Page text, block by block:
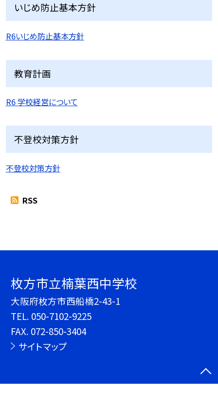
いじめ防止基本方針
R6いじめ防止基本方針
教育計画
R6 学校経営について
不登校対策方針
不登校対策方針
RSS
枚方市立楠葉西中学校
大阪府枚方市西船橋2-43-1
TEL. 050-7102-9225
FAX. 072-850-3404
サイトマップ